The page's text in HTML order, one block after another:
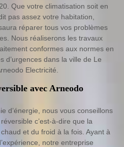
Que votre climatisation soit en
pas assez votre habitation,
réparer tous vos problèmes
Nous réaliserons les travaux
conformes aux normes en
d’urgences dans la ville de Le
Electricité.
avec Arneodo
d’énergie, nous vous conseillons
c’est-à-dire que la
et du froid à la fois. Ayant à
notre entreprise